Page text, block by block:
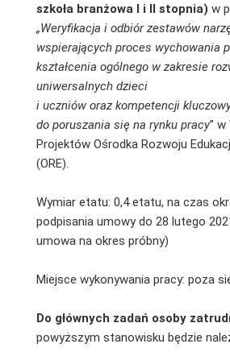
szkoła branżowa I i II stopnia) w
„Weryfikacja i odbiór zestawów
wspierających proces wychowania
kształcenia ogólnego w zakresie
uniwersalnych dzieci
i uczniów oraz kompetencji
do poruszania się na rynku pracy” w
Projektów Ośrodka Rozwoju
(ORE).
Wymiar etatu: 0,4 etatu, na czas
podpisania umowy do 28 lutego
umowa na okres próbny)
Miejsce wykonywania pracy: poza
Do głównych zadań osoby
powyższym stanowisku będzie